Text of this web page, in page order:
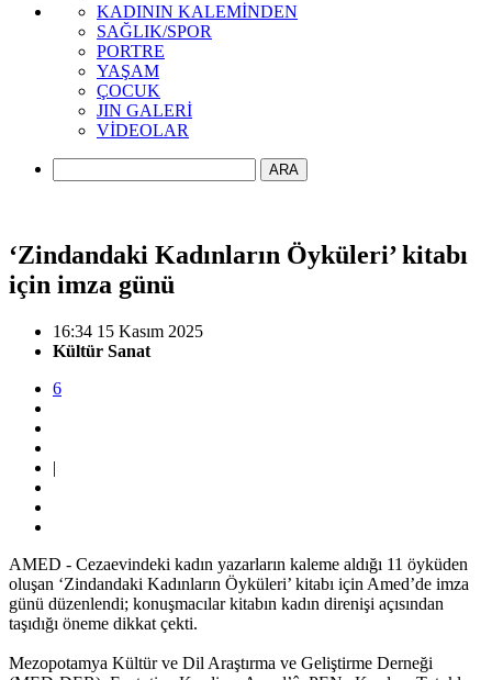
KADININ KALEMİNDEN
SAĞLIK/SPOR
PORTRE
YAŞAM
ÇOCUK
JIN GALERİ
VİDEOLAR
ARA
‘Zindandaki Kadınların Öyküleri’ kitabı
için imza günü
16:34 15 Kasım 2025
Kültür Sanat
6
|
AMED - Cezaevindeki kadın yazarların kaleme aldığı 11 öyküden
oluşan ‘Zindandaki Kadınların Öyküleri’ kitabı için Amed’de imza
günü düzenlendi; konuşmacılar kitabın kadın direnişi açısından
taşıdığı öneme dikkat çekti.
Mezopotamya Kültür ve Dil Araştırma ve Geliştirme Derneği